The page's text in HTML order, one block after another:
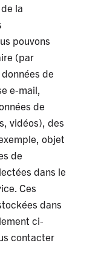
la
pouvons
(par
de
e-mail,
de
vidéos), des
objet
de
dans le
Ces
dans
ci-
contacter